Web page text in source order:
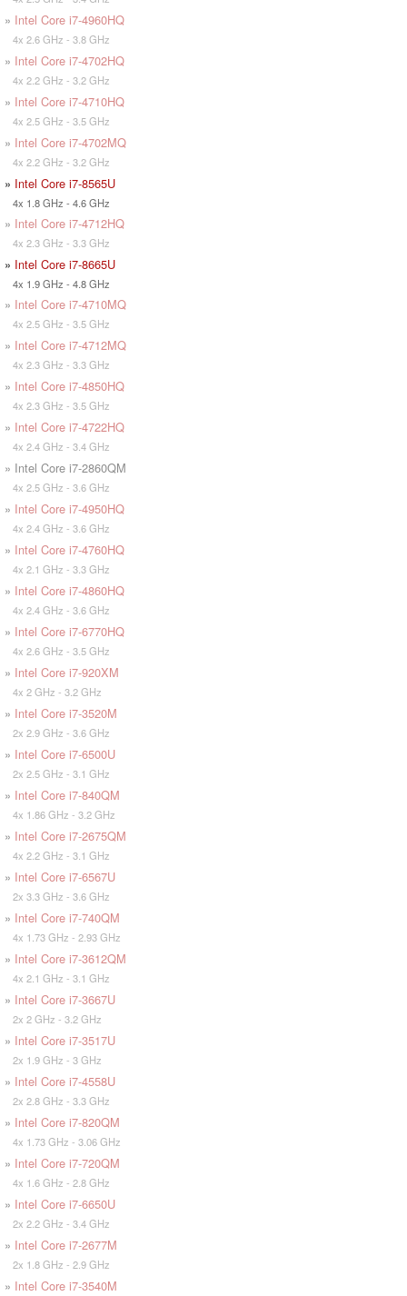
» Intel Core i7-4960HQ
4x 2.6 GHz - 3.8 GHz
» Intel Core i7-4702HQ
4x 2.2 GHz - 3.2 GHz
» Intel Core i7-4710HQ
4x 2.5 GHz - 3.5 GHz
» Intel Core i7-4702MQ
4x 2.2 GHz - 3.2 GHz
» Intel Core i7-8565U
4x 1.8 GHz - 4.6 GHz
» Intel Core i7-4712HQ
4x 2.3 GHz - 3.3 GHz
» Intel Core i7-8665U
4x 1.9 GHz - 4.8 GHz
» Intel Core i7-4710MQ
4x 2.5 GHz - 3.5 GHz
» Intel Core i7-4712MQ
4x 2.3 GHz - 3.3 GHz
» Intel Core i7-4850HQ
4x 2.3 GHz - 3.5 GHz
» Intel Core i7-4722HQ
4x 2.4 GHz - 3.4 GHz
» Intel Core i7-2860QM
4x 2.5 GHz - 3.6 GHz
» Intel Core i7-4950HQ
4x 2.4 GHz - 3.6 GHz
» Intel Core i7-4760HQ
4x 2.1 GHz - 3.3 GHz
» Intel Core i7-4860HQ
4x 2.4 GHz - 3.6 GHz
» Intel Core i7-6770HQ
4x 2.6 GHz - 3.5 GHz
» Intel Core i7-920XM
4x 2 GHz - 3.2 GHz
» Intel Core i7-3520M
2x 2.9 GHz - 3.6 GHz
» Intel Core i7-6500U
2x 2.5 GHz - 3.1 GHz
» Intel Core i7-840QM
4x 1.86 GHz - 3.2 GHz
» Intel Core i7-2675QM
4x 2.2 GHz - 3.1 GHz
» Intel Core i7-6567U
2x 3.3 GHz - 3.6 GHz
» Intel Core i7-740QM
4x 1.73 GHz - 2.93 GHz
» Intel Core i7-3612QM
4x 2.1 GHz - 3.1 GHz
» Intel Core i7-3667U
2x 2 GHz - 3.2 GHz
» Intel Core i7-3517U
2x 1.9 GHz - 3 GHz
» Intel Core i7-4558U
2x 2.8 GHz - 3.3 GHz
» Intel Core i7-820QM
4x 1.73 GHz - 3.06 GHz
» Intel Core i7-720QM
4x 1.6 GHz - 2.8 GHz
» Intel Core i7-6650U
2x 2.2 GHz - 3.4 GHz
» Intel Core i7-2677M
2x 1.8 GHz - 2.9 GHz
» Intel Core i7-3540M